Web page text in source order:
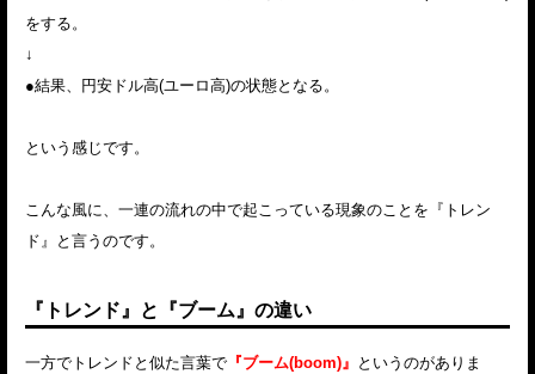
をする。
↓
●結果、円安ドル高(ユーロ高)の状態となる。
という感じです。
こんな風に、一連の流れの中で起こっている現象のことを『トレン
ド』と言うのです。
『トレンド』と『ブーム』の違い
一方でトレンドと似た言葉で 『ブーム(boom)』 というのがありま